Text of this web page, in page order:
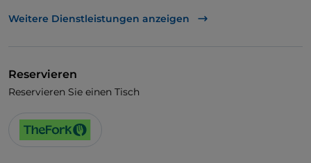
Es wird Englisch gesprochen
Weitere Dienstleistungen anzeigen
Reservieren
Reservieren Sie einen Tisch